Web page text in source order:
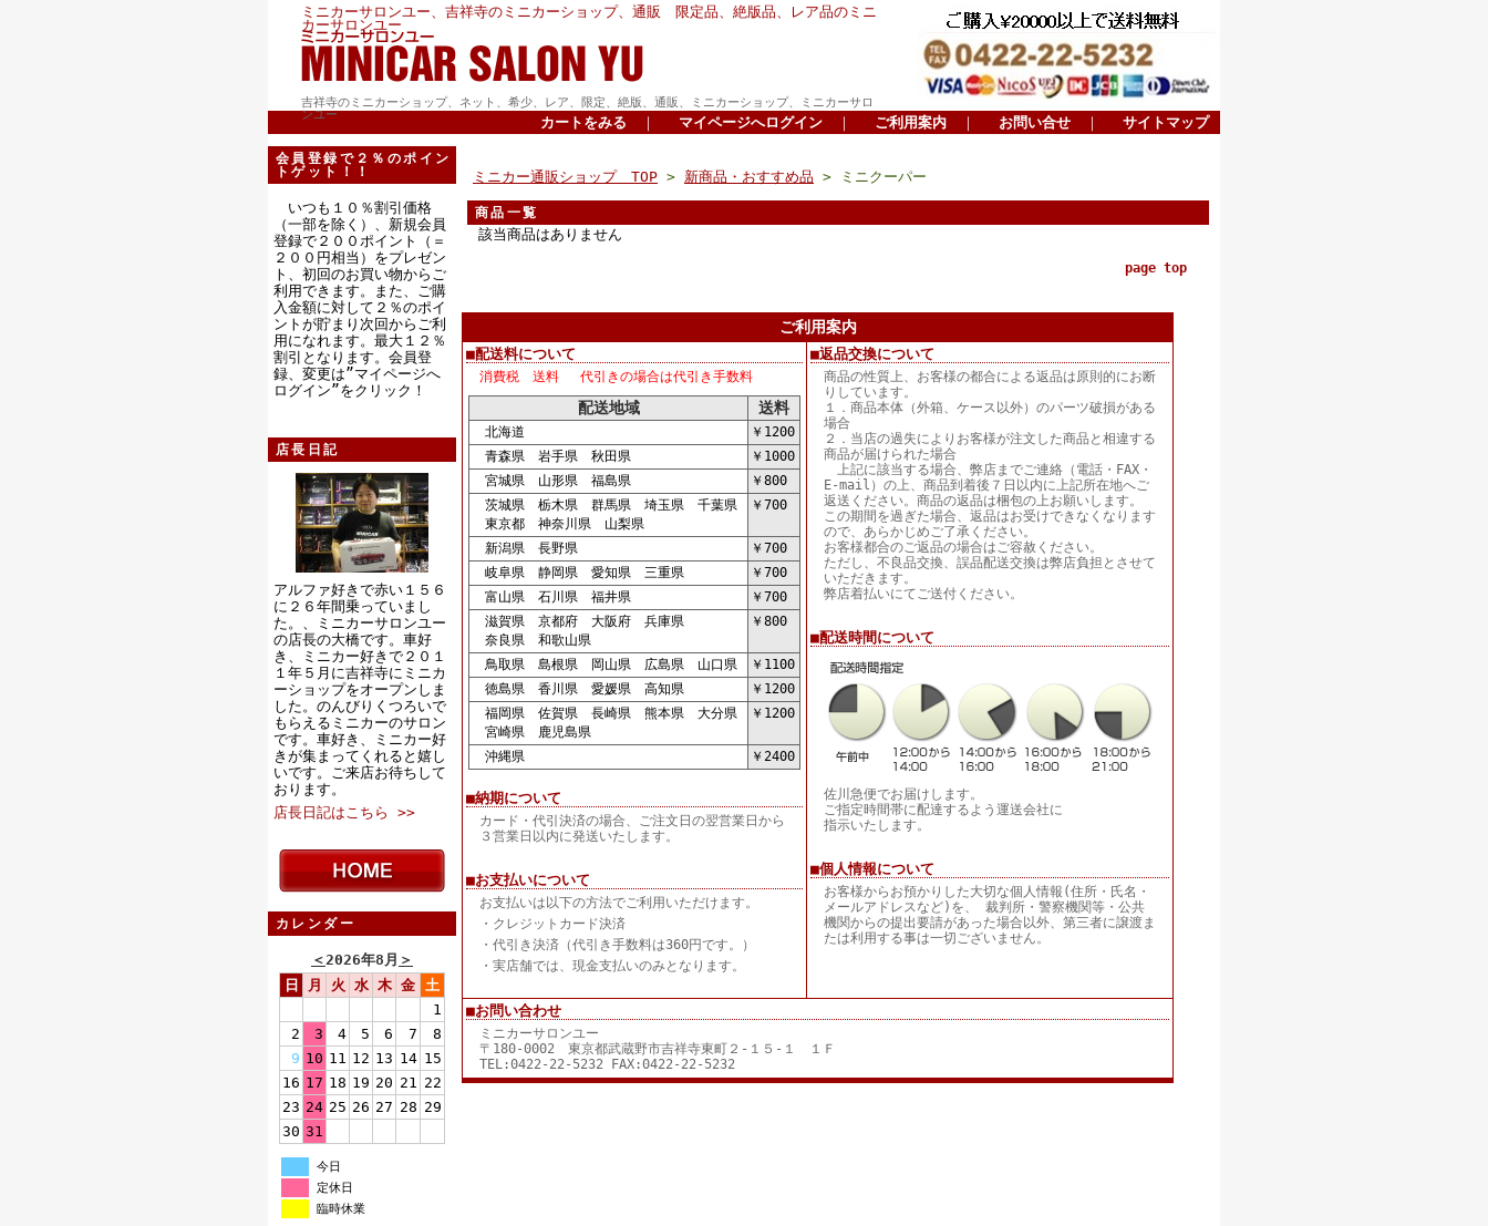
ミニカーサロンユー、吉祥寺のミニカーショップ、通販 限定品、絶版品、レア品のミニ
カーサロンユー
吉祥寺のミニカーショップ、ネット、希少、レア、限定、絶版、通販、ミニカーショップ、ミニカーサロ
ンユー
カートをみる ｜ マイページへログイン ｜ ご利用案内 ｜ お問い合せ ｜ サイトマップ
会員登録で２％のポイン
トゲット！！
いつも１０％割引価格
（一部を除く）、新規会員
登録で２００ポイント（＝
２００円相当）をプレゼン
ト、初回のお買い物からご
利用できます。また、ご購
入金額に対して２％のポイ
ントが貯まり次回からご利
用になれます。最大１２％
割引となります。会員登
録、変更は”マイページへ
ログイン”をクリック！
店長日記
アルファ好きで赤い１５６
に２６年間乗っていまし
た。、ミニカーサロンユー
の店長の大橋です。車好
き、ミニカー好きで２０１
１年５月に吉祥寺にミニカ
ーショップをオープンしま
した。のんびりくつろいで
もらえるミニカーのサロン
です。車好き、ミニカー好
きが集まってくれると嬉し
いです。ご来店お待ちして
おります。
店長日記はこちら >>
カレンダー
＜2026年8月 ＞
日
月 火 水 木 金 土
1
2
3 4 5 6 7
8
9 10 11 12 13 14 15
16 17 18 19 20 21 22
23 24 25 26 27 28 29
30 31
今日
定休日
臨時休業
ミニカー通販ショップ TOP > 新商品・おすすめ品 > ミニクーパー
商品一覧
該当商品はありません
page top
ご利用案内
■配送料について
消費税 送料 代引きの場合は代引き手数料
配送地域 送料
北海道
￥1200
青森県 岩手県 秋田県
￥1000
宮城県 山形県 福島県
￥800
茨城県 栃木県 群馬県 埼玉県 千葉県
東京都 神奈川県 山梨県
￥700
新潟県 長野県
￥700
岐阜県 静岡県 愛知県 三重県
￥700
富山県 石川県 福井県
￥700
滋賀県 京都府 大阪府 兵庫県
奈良県 和歌山県
￥800
鳥取県 島根県 岡山県 広島県 山口県
￥1100
徳島県 香川県 愛媛県 高知県
￥1200
福岡県 佐賀県 長崎県 熊本県 大分県
宮崎県 鹿児島県
￥1200
沖縄県 ￥2400
■納期について
カード・代引決済の場合、ご注文日の翌営業日から
３営業日以内に発送いたします。
■お支払いについて
お支払いは以下の方法でご利用いただけます。
・クレジットカード決済
・代引き決済（代引き手数料は360円です。）
・実店舗では、現金支払いのみとなります。
■返品交換について
商品の性質上、お客様の都合による返品は原則的にお断
りしています。
１．商品本体（外箱、ケース以外）のパーツ破損がある
場合
２．当店の過失によりお客様が注文した商品と相違する
商品が届けられた場合
上記に該当する場合、弊店までご連絡（電話・FAX・
E-mail）の上、商品到着後７日以内に上記所在地へご
返送ください。商品の返品は梱包の上お願いします。
この期間を過ぎた場合、返品はお受けできなくなります
ので、あらかじめご了承ください。
お客様都合のご返品の場合はご容赦ください。
ただし、不良品交換、誤品配送交換は弊店負担とさせて
いただきます。
弊店着払いにてご送付ください。
■配送時間について
佐川急便でお届けします。
ご指定時間帯に配達するよう運送会社に
指示いたします。
■個人情報について
お客様からお預かりした大切な個人情報(住所・氏名・
メールアドレスなど)を、 裁判所・警察機関等・公共
機関からの提出要請があった場合以外、第三者に譲渡ま
たは利用する事は一切ございません。
■お問い合わせ
ミニカーサロンユー
〒180-0002 東京都武蔵野市吉祥寺東町２-１５-１ １Ｆ
TEL:0422-22-5232 FAX:0422-22-5232